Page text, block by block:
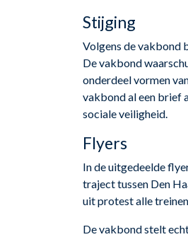
Stijging
Volgens de vakbond
De vakbond
onderdeel vormen
vakbond al een brief
sociale veiligheid.
Flyers
In de uitgedeelde
traject tussen Den
uit protest alle
De vakbond stelt